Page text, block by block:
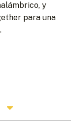
y
para una